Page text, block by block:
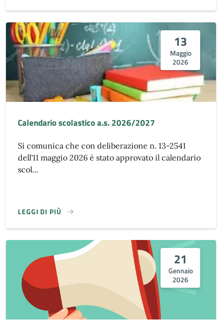
13
Maggio
2026
Calendario scolastico a.s. 2026/2027
Si comunica che con deliberazione n. 13-2541
dell'11 maggio 2026 è stato approvato il calendario
scol...
LEGGI DI PIÙ
21
Gennaio
2026